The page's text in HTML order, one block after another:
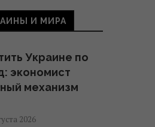
И МИРА
Украине по
экономист
механизм
2026